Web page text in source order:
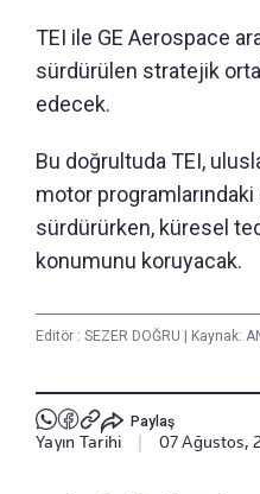
TEI ile GE Aerospace
sürdürülen stratejik
edecek.
Bu doğrultuda TEI,
motor
sürdürürken, küresel
konumunu koruyacak.
Editör : SEZER DOĞRU Kaynak:
Paylaş
Yayın Tarihi 07 Ağustos,